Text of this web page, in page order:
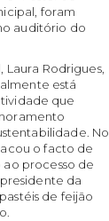
foram
auditório do
Rodrigues,
está
que
No
o facto de
processo de
da
de feijão